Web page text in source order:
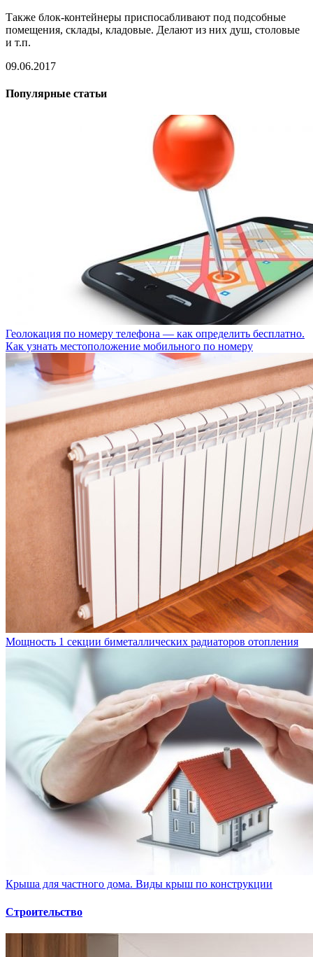
Также блок-контейнеры приспосабливают под подсобные
помещения, склады, кладовые. Делают из них душ, столовые
и т.п.
09.06.2017
Популярные статьи
Геолокация по номеру телефона — как определить бесплатно.
Как узнать местоположение мобильного по номеру
Мощность 1 секции биметаллических радиаторов отопления
Крыша для частного дома. Виды крыш по конструкции
Строительство